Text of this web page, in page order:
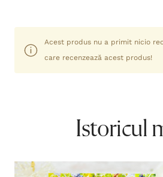
Acest produs nu a primit nicio
care recenzează acest produs!
Istoricul